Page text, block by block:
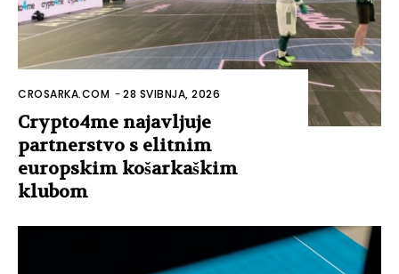
CROSARKA.COM -28 SVIBNJA, 2026
Crypto4me najavljuje
partnerstvo s elitnim
europskim košarkaškim
klubom